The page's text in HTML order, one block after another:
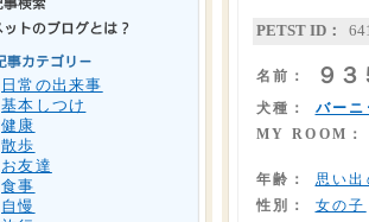
日常の出来事
基本しつけ
健康
散歩
お友達
食事
自慢
PETST ID：
名前： ９３
犬種：
バー
MY ROOM：
年齢：
思い
性別：
女の子